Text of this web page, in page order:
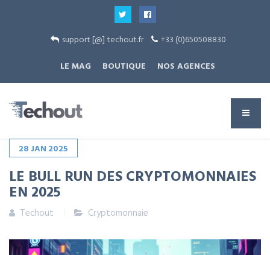
support [@] techout.fr
+33 (0)650508830
LE MAG
BOUTIQUE NOS AGENCES
28 JAN 2025
LE BULL RUN DES CRYPTOMONNAIES
EN 2025
Techout Cryptomonnaie